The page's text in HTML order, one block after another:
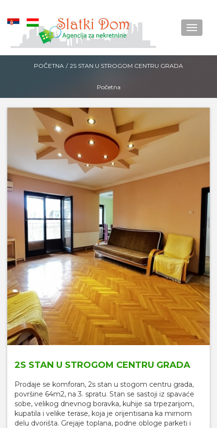
Okreni
Menu
POČETNA / 2S STAN U STROGOM CENTRU GRADA
Početna
2S STAN U STROGOM CENTRU GRADA
Prodaje se komforan, 2s stan u stogom centru grada,
površine 64m2, na 3. spratu. Stan se sastoji iz spavaće
sobe, velikog dnevnog boravka, kuhije sa trpezarijom,
kupatila i velike terase, koja je orijentisana ka mirnom
delu dvorišta. Grejaje toplana, podne obloge parketi i